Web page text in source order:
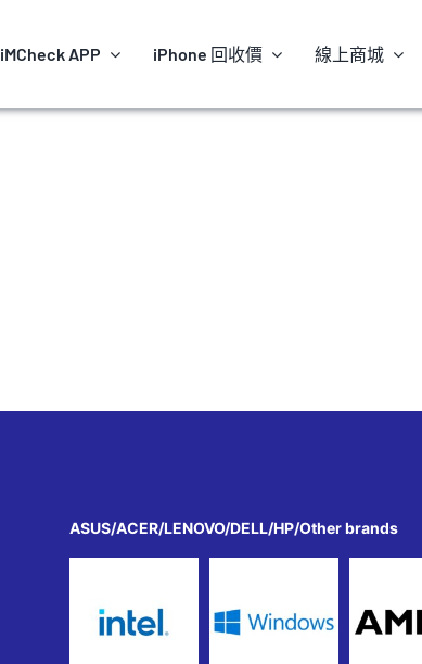
iMCheck APP iPhone 回收價 線上商城
ASUS/ACER/LENOVO/DELL/HP/Other brands